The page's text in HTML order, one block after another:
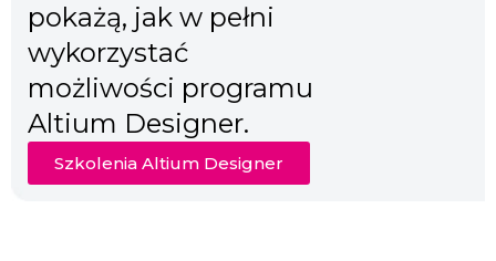
pokażą, jak w pełni
wykorzystać
możliwości programu
Altium Designer.
Szkolenia Altium Designer